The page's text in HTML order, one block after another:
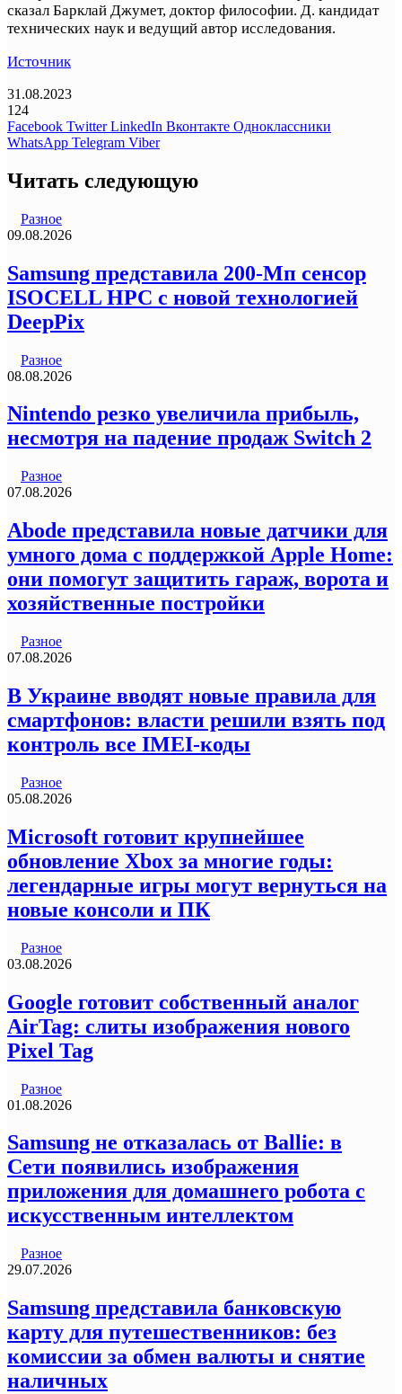
сказал Барклай Джумет, доктор философии. Д. кандидат
технических наук и ведущий автор исследования.
Источник
31.08.2023
124
Facebook Twitter LinkedIn Вконтакте Одноклассники
WhatsApp Telegram Viber
Читать следующую
Разное
09.08.2026
Samsung представила 200-Мп сенсор
ISOCELL HPC с новой технологией
DeepPix
Разное
08.08.2026
Nintendo резко увеличила прибыль,
несмотря на падение продаж Switch 2
Разное
07.08.2026
Abode представила новые датчики для
умного дома с поддержкой Apple Home:
они помогут защитить гараж, ворота и
хозяйственные постройки
Разное
07.08.2026
В Украине вводят новые правила для
смартфонов: власти решили взять под
контроль все IMEI-коды
Разное
05.08.2026
Microsoft готовит крупнейшее
обновление Xbox за многие годы:
легендарные игры могут вернуться на
новые консоли и ПК
Разное
03.08.2026
Google готовит собственный аналог
AirTag: слиты изображения нового
Pixel Tag
Разное
01.08.2026
Samsung не отказалась от Ballie: в
Сети появились изображения
приложения для домашнего робота с
искусственным интеллектом
Разное
29.07.2026
Samsung представила банковскую
карту для путешественников: без
комиссии за обмен валюты и снятие
наличных